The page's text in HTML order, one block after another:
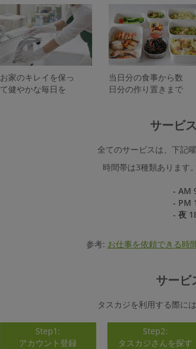
お家のキレイを保っ
て健やかな毎日を
当日分の食事から数
日分の作り置きまで
サービ
全てのサービスは、下記
時間帯は3種類あります
- AM
- PM
- 夜
参考: お仕事を依頼できる時
サービ
タスカジを利用する際に
Step1:
アカウント登録
Step2:
タスカジさんを探す